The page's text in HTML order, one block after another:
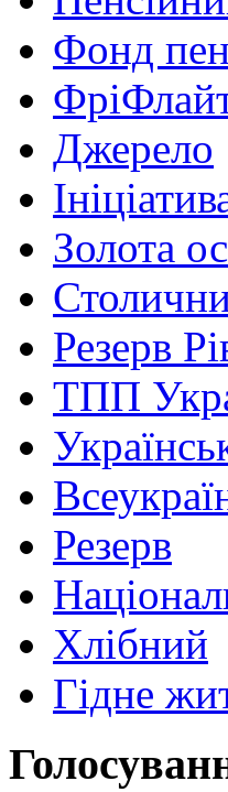
Фонд
Джерело
Золота
Резерв
ТПП
Резерв
Хлібний
Гідне